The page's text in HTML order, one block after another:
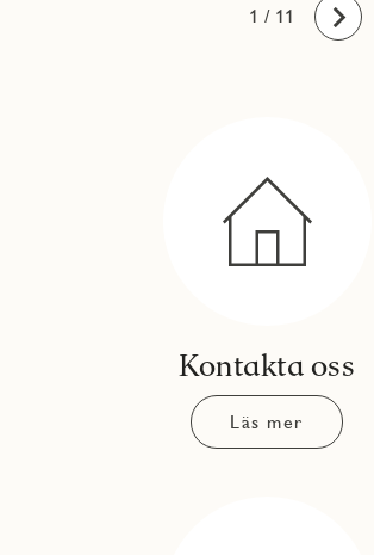
1
2
3
4
5
6
7
8
9
10
11 / 11 Framåt
Kontakta oss
Läs mer